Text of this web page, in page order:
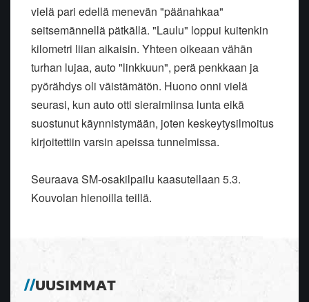
vielä pari edellä menevän "päänahkaa"
seitsemännellä pätkällä. "Laulu" loppui kuitenkin
kilometri liian aikaisin. Yhteen oikeaan vähän
turhan lujaa, auto "linkkuun", perä penkkaan ja
pyörähdys oli väistämätön. Huono onni vielä
seurasi, kun auto otti sieraimiinsa lunta eikä
suostunut käynnistymään, joten keskeytysilmoitus
kirjoitettiin varsin apeissa tunnelmissa.
Seuraava SM-osakilpailu kaasutellaan 5.3.
Kouvolan hienoilla teillä.
UUSIMMAT